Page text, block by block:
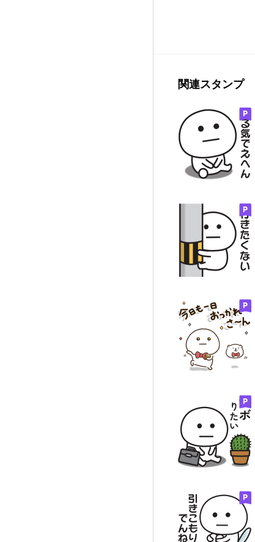
関連スタンプ